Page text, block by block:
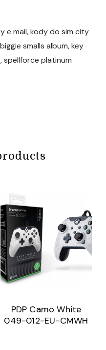
e mail, kody do sim city
smalls album, key
spellforce platinum
PDP Camo White
049-012-EU-CMWH